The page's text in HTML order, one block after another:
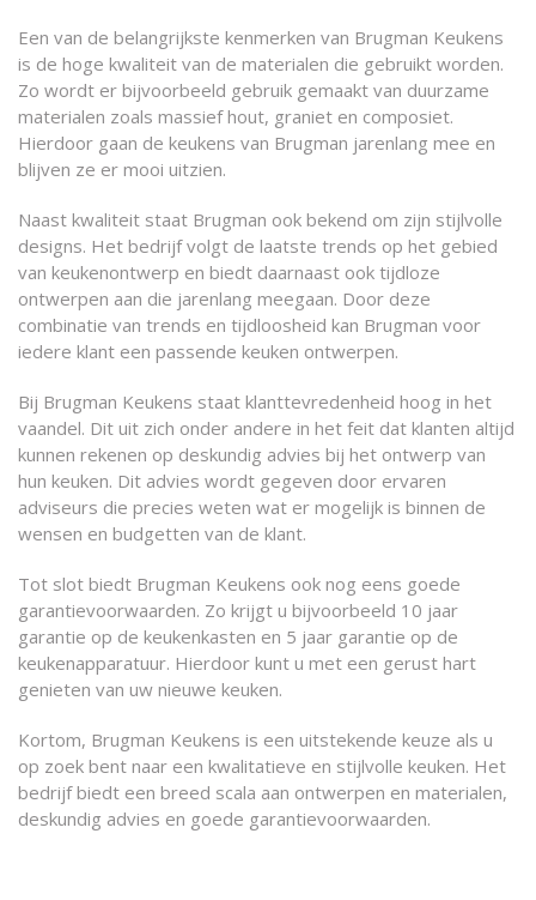
Een van de belangrijkste kenmerken van Brugman Keukens
is de hoge kwaliteit van de materialen die gebruikt worden.
Zo wordt er bijvoorbeeld gebruik gemaakt van duurzame
materialen zoals massief hout, graniet en composiet.
Hierdoor gaan de keukens van Brugman jarenlang mee en
blijven ze er mooi uitzien.
Naast kwaliteit staat Brugman ook bekend om zijn stijlvolle
designs. Het bedrijf volgt de laatste trends op het gebied
van keukenontwerp en biedt daarnaast ook tijdloze
ontwerpen aan die jarenlang meegaan. Door deze
combinatie van trends en tijdloosheid kan Brugman voor
iedere klant een passende keuken ontwerpen.
Bij Brugman Keukens staat klanttevredenheid hoog in het
vaandel. Dit uit zich onder andere in het feit dat klanten altijd
kunnen rekenen op deskundig advies bij het ontwerp van
hun keuken. Dit advies wordt gegeven door ervaren
adviseurs die precies weten wat er mogelijk is binnen de
wensen en budgetten van de klant.
Tot slot biedt Brugman Keukens ook nog eens goede
garantievoorwaarden. Zo krijgt u bijvoorbeeld 10 jaar
garantie op de keukenkasten en 5 jaar garantie op de
keukenapparatuur. Hierdoor kunt u met een gerust hart
genieten van uw nieuwe keuken.
Kortom, Brugman Keukens is een uitstekende keuze als u
op zoek bent naar een kwalitatieve en stijlvolle keuken. Het
bedrijf biedt een breed scala aan ontwerpen en materialen,
deskundig advies en goede garantievoorwaarden.